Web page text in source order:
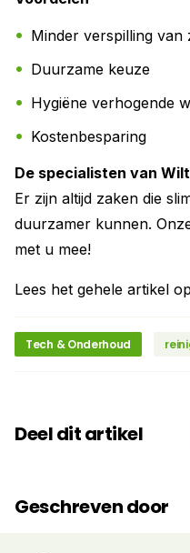
Minder verspilling van
Duurzame keuze
Hygiëne verhogende
Kostenbesparing
De specialisten van
Er zijn altijd zaken die
duurzamer kunnen.
met u mee!
Lees het gehele artikel
Tech & Onderhoud
Deel dit artikel
Geschreven door